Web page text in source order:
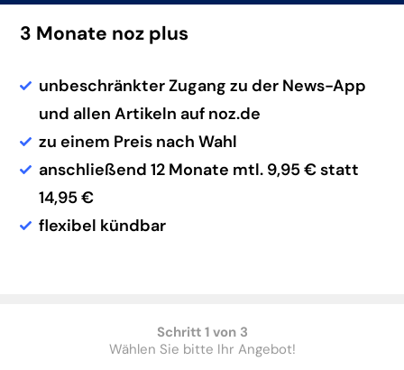
3 Monate noz plus
unbeschränkter Zugang zu der News-App
und allen Artikeln auf noz.de
zu einem Preis nach Wahl
anschließend 12 Monate mtl. 9,95 € statt
14,95 €
flexibel kündbar
Schritt 1 von 3
Wählen Sie bitte Ihr Angebot!